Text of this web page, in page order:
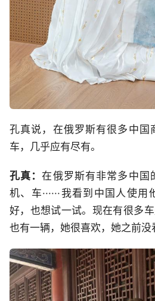
孔真说，在俄罗斯有很多中国
车，几乎应有尽有。
孔真：在俄罗斯有非常多中国
机、车······我看到中国人使
好，也想试一试。现在有很多
也有一辆，她很喜欢，她之前没